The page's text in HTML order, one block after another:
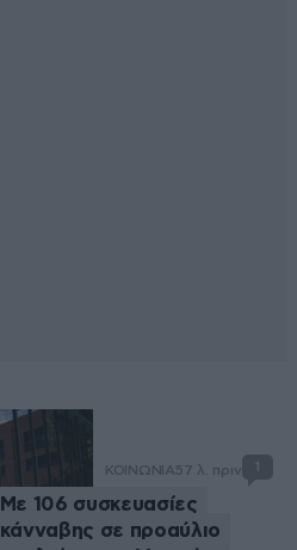
ΚΟΙΝΩΝΙΑ57 λ. πριν 1
Με 106 συσκευασίες
κάνναβης σε προαύλιο